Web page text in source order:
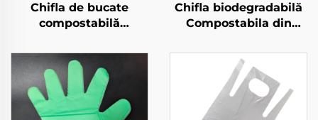
Chifla de bucate
compostabilă
compostabilă din
material PLA PBAT
amidoară de porumb
Chifla biodegradabilă
Compostabila din
amilorf biodegradabil
și compostabil